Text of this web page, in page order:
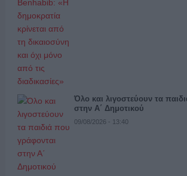
Όλο και λιγοστεύουν τα
στην Α΄ Δημοτικού
09/08/2026 - 13:40